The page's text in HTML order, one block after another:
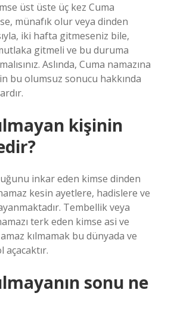
üst üste üç kez Cuma
münafık olur veya dinden
iki hafta gitmeseniz bile,
gitmeli ve bu duruma
Aslında, Cuma namazına
bu olumsuz sonucu hakkında
kişinin
inkar eden kimse dinden
kesin ayetlere, hadislere ve
Tembellik veya
terk eden kimse asi ve
kılmamak bu dünyada ve
sonu ne